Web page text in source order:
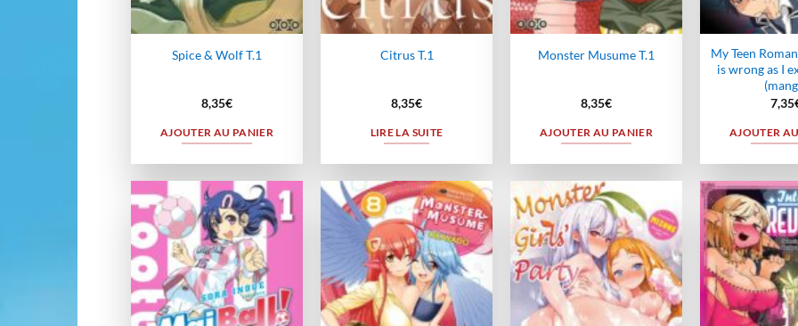
Spice & Wolf T.1
8,35€
AJOUTER AU PANIER
Citrus T.1
8,35€
LIRE LA SUITE
Monster Musume T.1
8,35€
AJOUTER AU PANIER
My Teen
is wrong as I
7,35
AJOUTER
Ajouter
à la
wishlist
Ajouter
à la
wishlist
Ajouter
à la
wishlist